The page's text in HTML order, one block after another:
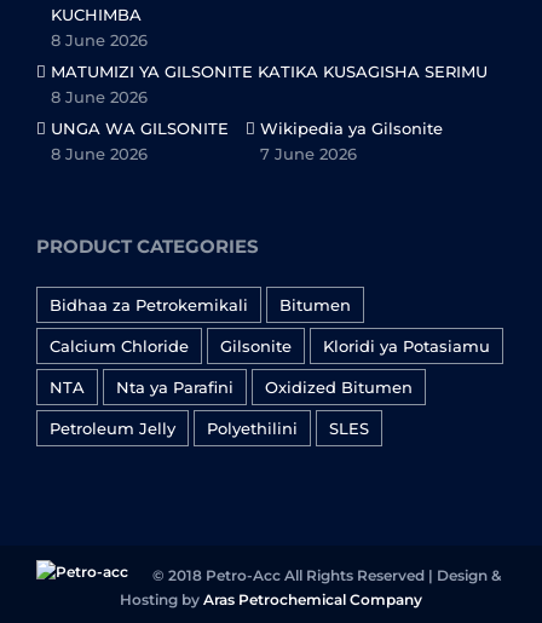
KUCHIMBA
8 June 2026
MATUMIZI YA GILSONITE KATIKA KUSAGISHA SERIMU
8 June 2026
UNGA WA GILSONITE
8 June 2026
Wikipedia ya Gilsonite
7 June 2026
PRODUCT CATEGORIES
Bidhaa za Petrokemikali Bitumen
Calcium Chloride Gilsonite Kloridi ya Potasiamu
NTA Nta ya Parafini Oxidized Bitumen
Petroleum Jelly Polyethilini SLES
© 2018 Petro-Acc All Rights Reserved | Design &
Hosting by Aras Petrochemical Company